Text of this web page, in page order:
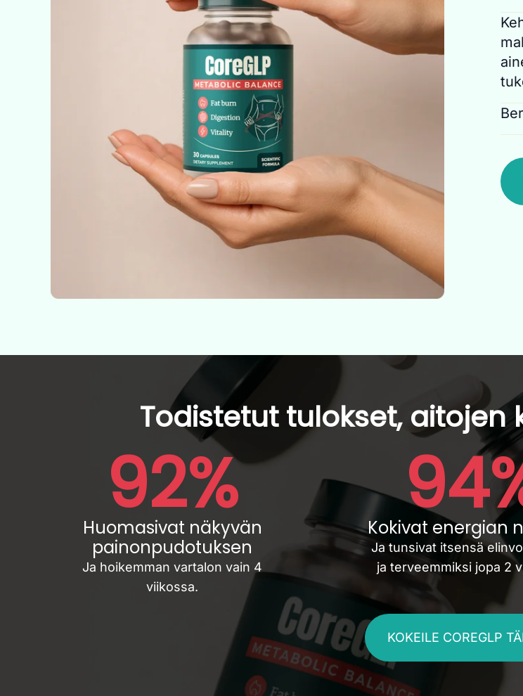
Todistetut tulokset,
92%
Huomasivat näkyvän
painonpudotuksen
Ja hoikemman vartalon vain 4
viikossa.
Kokivat energian
Ja tunsivat itsensä
ja terveemmiksi jopa 2
KOKEILE COREGLP